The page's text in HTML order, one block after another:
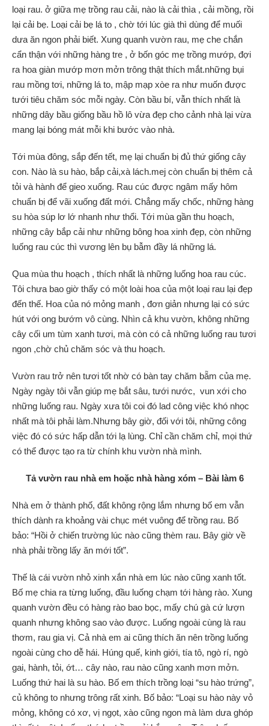
loại rau. ở giữa mẹ trồng rau cải, nào là cải thìa , cải mồng, rồi
lại cải bẹ. Loại cải bẹ lá to , chờ tới lúc già thì dùng để muối
dưa ăn ngon phải biết. Xung quanh vườn rau, mẹ che chắn
cẩn thận với những hàng tre , ở bốn góc mẹ trồng mướp, đợi
ra hoa giàn mướp mơn mởn trông thật thích mắt.những bụi
rau mồng tơi, những lá to, mập mạp xòe ra như muốn được
tưới tiêu chăm sóc mỗi ngày. Còn bầu bí, vẫn thích nhất là
những dây bầu giống bầu hồ lô vừa đẹp cho cảnh nhà lại vừa
mang lại bóng mát mỗi khi bước vào nhà.
Tới mùa đông, sắp đến tết, mẹ lại chuẩn bị đủ thứ giống cây
con. Nào là su hào, bắp cải,xà lách.mej còn chuẩn bị thêm cả
tỏi và hành để gieo xuống. Rau cúc được ngâm mấy hôm
chuẩn bị để vãi xuống đất mới. Chẳng mấy chốc, những hàng
su hòa súp lơ lớ nhanh như thổi. Tới mùa gần thu hoạch,
những cây bắp cải như những bông hoa xinh đẹp, còn những
luống rau cúc thì vương lên bụ bẫm đầy lá những lá.
Qua mùa thu hoạch , thích nhất là những luống hoa rau cúc.
Tôi chưa bao giờ thấy có một loài hoa của một loại rau lại đẹp
đến thế. Hoa của nó mỏng manh , đơn giản nhưng lại có sức
hút với ong bướm vô cùng. Nhìn cả khu vườn, không những
cây cối um tùm xanh tươi, mà còn có cả những luống rau tươi
ngon ,chờ chủ chăm sóc và thu hoạch.
Vườn rau trở nên tươi tốt nhờ có bàn tay chăm bẵm của mẹ.
Ngày ngày tôi vẫn giúp mẹ bắt sâu, tưới nước, vun xới cho
những luống rau. Ngày xưa tôi coi đó lad công việc khó nhọc
nhất mà tôi phải làm.Nhưng bây giờ, đối với tôi, những công
việc đó có sức hấp dẫn tới lạ lùng. Chỉ cần chăm chỉ, mọi thứ
có thể được tạo ra từ chính khu vườn nhà mình.
Tả vườn rau nhà em hoặc nhà hàng xóm – Bài làm 6
Nhà em ở thành phố, đất không rộng lắm nhưng bố em vẫn
thích dành ra khoảng vài chục mét vuông để trồng rau. Bố
bảo: “Hồi ở chiến trường lúc nào cũng thèm rau. Bây giờ về
nhà phải trồng lấy ăn mới tốt”.
Thế là cái vườn nhỏ xinh xắn nhà em lúc nào cũng xanh tốt.
Bố mẹ chia ra từng luống, đầu luống chạm tới hàng rào. Xung
quanh vườn đều có hàng rào bao bọc, mấy chú gà cứ lượn
quanh nhưng không sao vào được. Luống ngoài cùng là rau
thơm, rau gia vị. Cả nhà em ai cũng thích ăn nên trồng luống
ngoài cùng cho dễ hái. Húng quế, kinh giới, tía tô, ngò rí, ngò
gai, hành, tỏi, ớt… cây nào, rau nào cũng xanh mơn mởn.
Luống thứ hai là su hào. Bố em thích trồng loại “su hào trứng”,
củ không to nhưng trông rất xinh. Bố bảo: “Loại su hào này vỏ
mỏng, không có xơ, vị ngọt, xào cũng ngon mà làm dưa ghóp